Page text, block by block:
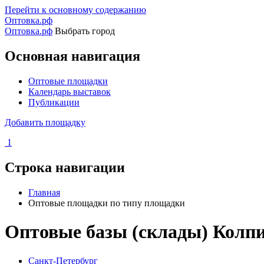
Перейти к основному содержанию
Оптовка.рф
Оптовка.рф Выбрать город
Основная навигация
Оптовые площадки
Календарь выставок
Публикации
Добавить площадку
1
Строка навигации
Главная
Оптовые площадки по типу площадки
Оптовые базы (склады)
Санкт-Петербург